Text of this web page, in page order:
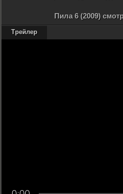
Пила 6 (2009)
Трейлер